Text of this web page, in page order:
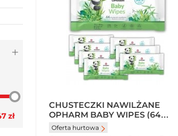
zł
CHUSTECZKI NAWILŻANE
OPHARM BABY WIPES (64
SZTUKI) X 8 OPAKOWAŃ
Oferta hurtowa